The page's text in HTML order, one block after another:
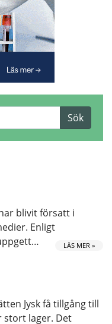
blivit försatt i
Enligt
LÄS MER »
Jysk få tillgång till
stort lager. Det